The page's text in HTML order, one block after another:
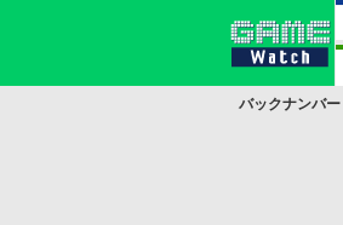
バックナンバー